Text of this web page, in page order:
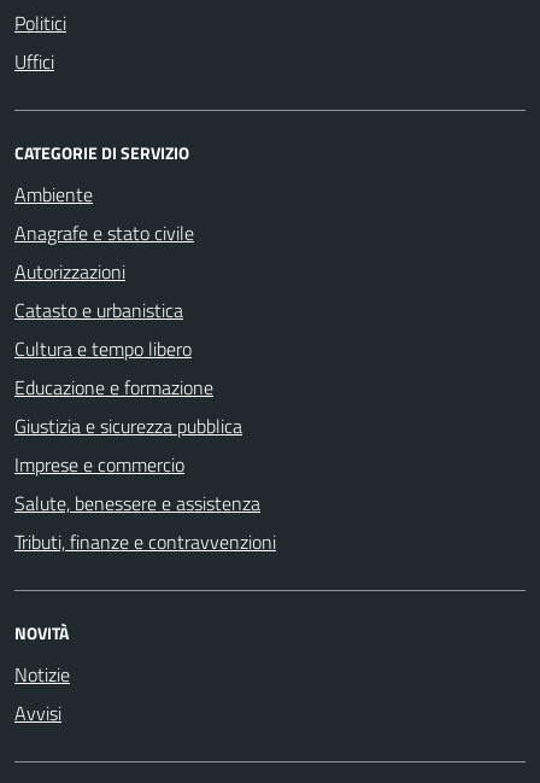
Politici
Uffici
CATEGORIE DI SERVIZIO
Ambiente
Anagrafe e stato civile
Autorizzazioni
Catasto e urbanistica
Cultura e tempo libero
Educazione e formazione
Giustizia e sicurezza pubblica
Imprese e commercio
Salute, benessere e assistenza
Tributi, finanze e contravvenzioni
NOVITÀ
Notizie
Avvisi